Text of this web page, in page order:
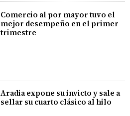
Comercio al por mayor tuvo el
mejor desempeño en el primer
trimestre
Aradia expone su invicto y sale a
sellar su cuarto clásico al hilo